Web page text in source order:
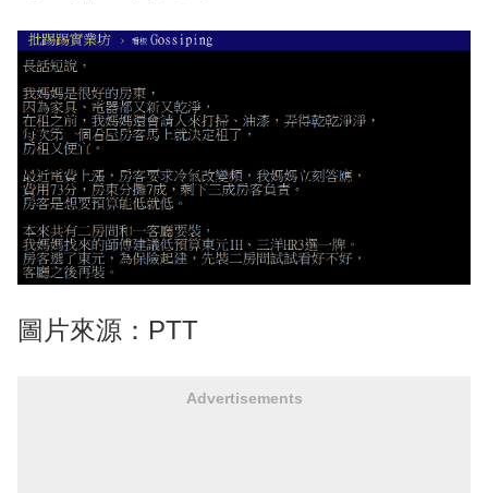
圖片來源：PTT
Advertisements